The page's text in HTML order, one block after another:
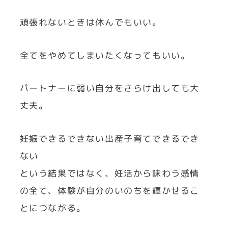
頑張れないときは休んでもいい。
全てをやめてしまいたくなってもいい。
パートナーに弱い自分をさらけ出しても大
丈夫。
妊娠できるできない出産子育てできるでき
ない
という結果ではなく、妊活から味わう感情
の全て、体験が自分のいのちを輝かせるこ
とにつながる。